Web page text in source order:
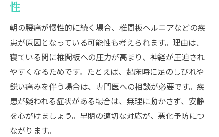
性
朝の腰痛が慢性的に続く場合、椎間板ヘルニアなどの疾
患が原因となっている可能性も考えられます。理由は、
寝ている間に椎間板への圧力が高まり、神経が圧迫され
やすくなるためです。たとえば、起床時に足のしびれや
鋭い痛みを伴う場合は、専門医への相談が必要です。疾
患が疑われる症状がある場合は、無理に動かさず、安静
を心がけましょう。早期の適切な対応が、悪化予防につ
ながります。